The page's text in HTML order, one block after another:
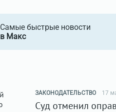
Самые быстрые новости
в Макс
ЗАКОНОДАТЕЛЬСТВО 17
Суд отменил